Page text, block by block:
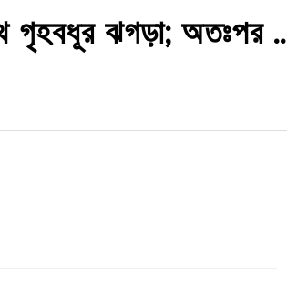
গৃহবধূর ঝগড়া; অতঃপর ..